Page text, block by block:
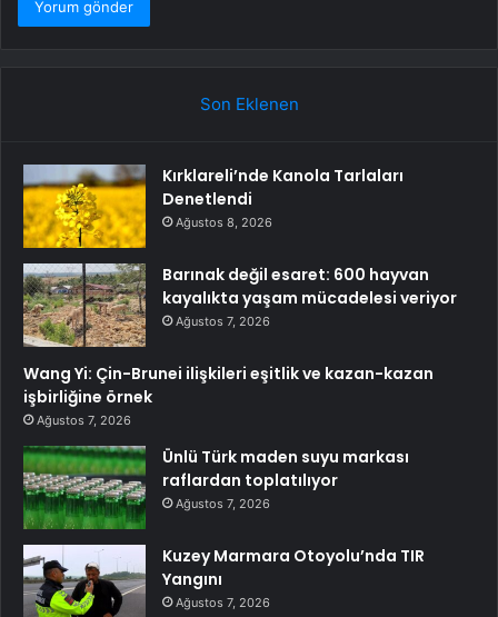
Son Eklenen
Kırklareli’nde Kanola Tarlaları
Denetlendi
Ağustos 8, 2026
Barınak değil esaret: 600 hayvan
kayalıkta yaşam mücadelesi veriyor
Ağustos 7, 2026
Wang Yi: Çin-Brunei ilişkileri eşitlik ve kazan-kazan
işbirliğine örnek
Ağustos 7, 2026
Ünlü Türk maden suyu markası
raflardan toplatılıyor
Ağustos 7, 2026
Kuzey Marmara Otoyolu’nda TIR
Yangını
Ağustos 7, 2026